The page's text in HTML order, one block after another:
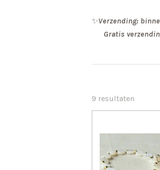
✨Verzending:
Gratis
9 resultaten